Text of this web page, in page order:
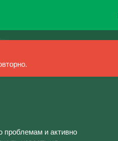
проблемам и активно